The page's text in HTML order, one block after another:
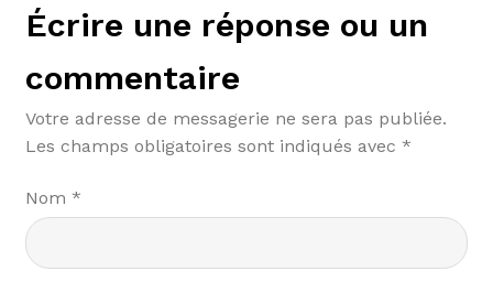
Écrire une réponse ou un
commentaire
Votre adresse de messagerie ne sera pas publiée.
Les champs obligatoires sont indiqués avec *
Nom *